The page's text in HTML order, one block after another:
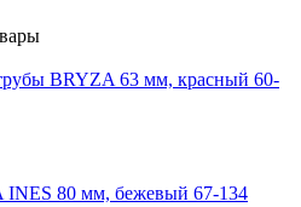
BRYZA 63 мм, краcный 60-
INES 80 мм, бежевый 67-134